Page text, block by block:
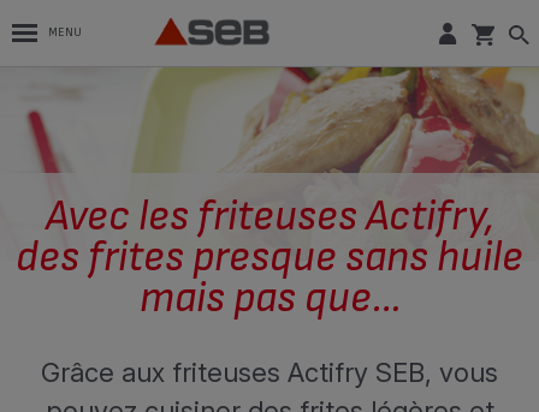
MENU
Avec les friteuses Actifry,
des frites presque sans huile
mais pas que…
Grâce aux friteuses Actifry SEB, vous